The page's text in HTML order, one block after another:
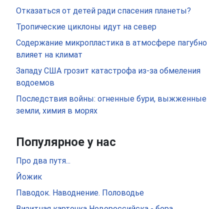
Отказаться от детей ради спасения планеты?
Тропические циклоны идут на север
Содержание микропластика в атмосфере пагубно
влияет на климат
Западу США грозит катастрофа из-за обмеления
водоемов
Последствия войны: огненные бури, выжженные
земли, химия в морях
Популярное у нас
Про два путя...
Йожик
Паводок. Наводнение. Половодье